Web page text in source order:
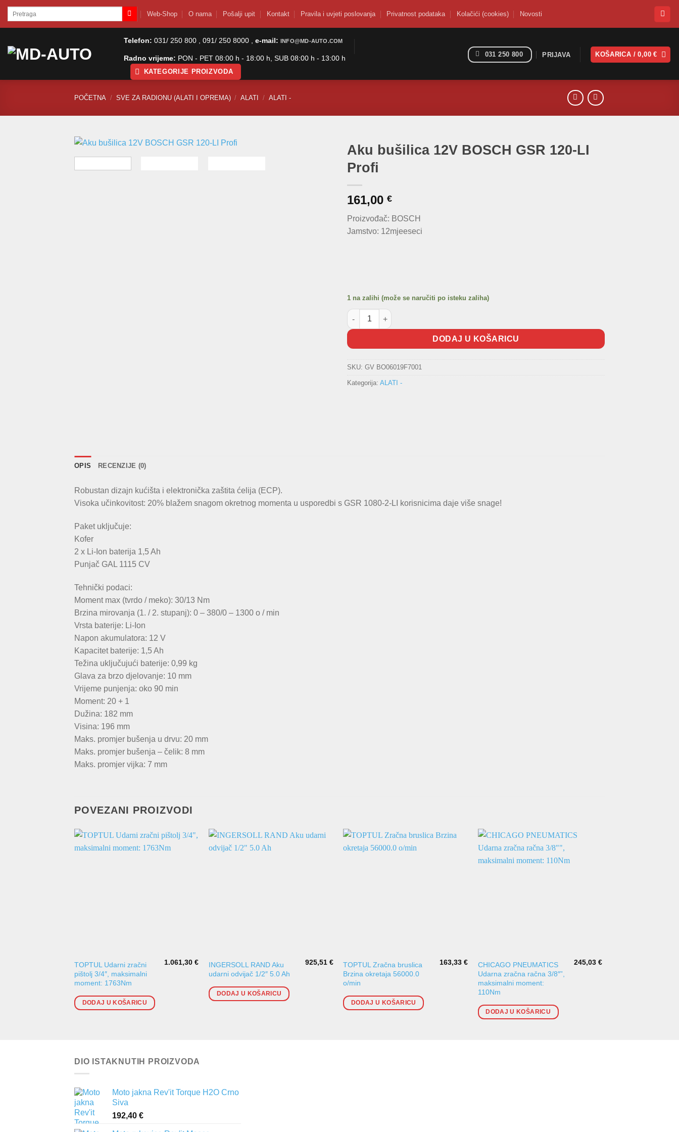
SkipPretraži: Web-Shop O nama Pošalji upit Kontakt Pravila i uvjeti poslovanja Privatnost podataka Kolačići (cookies) Novosti
Telefon: 031/ 250 800 , 091/ 250 8000 , e-mail: INFO@MD-AUTO.COM
Radno vrijeme: PON - PET 08:00 h - 18:00 h, SUB 08:00 h - 13:00 h
KATEGORIJE PROIZVODA
031 250 800 PRIJAVA KOŠARICA /0,00€
POČETNA / SVE ZA RADIONU (ALATI I OPREMA) / ALATI / ALATI -
Aku bušilica 12V BOSCH GSR 120-LI
Profi
161,00 €
Proizvođač: BOSCH
Jamstvo: 12mjeeseci
1 na zalihi (može se naručiti po isteku zaliha)
Aku bušilica 12V BOSCH GSR 120-LI Profi količina
DODAJ U KOŠARICU
SKU: GV BO06019F7001
Kategorija: ALATI -
OPIS RECENZIJE (0)
Robustan dizajn kućišta i elektronička zaštita ćelija (ECP).
Visoka učinkovitost: 20% blažem snagom okretnog momenta u usporedbi s GSR 1080-2-LI korisnicima daje više snage!
Paket uključuje:
Kofer
2 x Li-Ion baterija 1,5 Ah
Punjač GAL 1115 CV
Tehnički podaci:
Moment max (tvrdo / meko): 30/13 Nm
Brzina mirovanja (1. / 2. stupanj): 0 – 380/0 – 1300 o / min
Vrsta baterije: Li-Ion
Napon akumulatora: 12 V
Kapacitet baterije: 1,5 Ah
Težina uključujući baterije: 0,99 kg
Glava za brzo djelovanje: 10 mm
Vrijeme punjenja: oko 90 min
Moment: 20 + 1
Dužina: 182 mm
Visina: 196 mm
Maks. promjer bušenja u drvu: 20 mm
Maks. promjer bušenja – čelik: 8 mm
Maks. promjer vijka: 7 mm
POVEZANI PROIZVODI
TOPTUL Udarni zračni
pištolj 3/4″, maksimalni
moment: 1763Nm
1.061,30€
DODAJ U KOŠARICU
INGERSOLL RAND Aku
udarni odvijač 1/2″ 5.0 Ah
925,51 €
DODAJ U KOŠARICU
TOPTUL Zračna bruslica
Brzina okretaja 56000.0
o/min
163,33 €
DODAJ U KOŠARICU
CHICAGO PNEUMATICS
Udarna zračna račna 3/8″”,
maksimalni moment:
110Nm
245,03€
DODAJ U KOŠARICU
DIO ISTAKNUTIH PROIZVODA
Moto jakna Rev'it Torque H2O Crno
Siva
192,40 €